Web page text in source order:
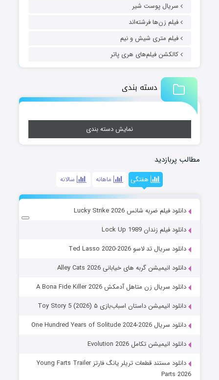
سریال پوست شیر
فیلم زن‌ها فرشته‌اند
فیلم متری شیش و نیم
کالکشن فیلم‌های هری پاتر
دسته بندی
نمایش دسته بندی
مطالب پربازدید
هفتگی ماهانه سالانه
دانلود فیلم ضربه شانس Lucky Strike 2026
دانلود فیلم زندان Lock Up 1989
دانلود سریال تد لاسو Ted Lasso 2020-2026
دانلود انیمیشن گربه های خیابانی Alley Cats 2026
دانلود سریال زن متاهل آدمکش A Bona Fide Killer 2026
دانلود انیمیشن داستان اسباب‌بازی ۵ Toy Story 5 (2026)
دانلود سریال One Hundred Years of Solitude 2024-2026
دانلود انیمیشن تکامل Evolution 2026
دانلود مستند قطعات تریلر یانگ فارتز Young Farts Trailer
Parts 2026